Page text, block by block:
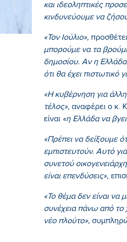
και ιδεοληπτικές
κινδυνεύουμε να
«Τον Ιούλιο», προσθέτει
μπορούμε να τα
δημοσίου. Αν η Ελλάδα
ότι θα έχει
«Η κυβέρνηση για
τέλος», αναφέρει ο κ.
είναι «η Ελλάδα να
«Πρέπει να δείξουμε
εμπιστευτούν. Αυτό
συνετού
είναι επενδύσεις»,
«Το θέμα δεν είναι να
συνέχεια πάνω από το
νέο πλούτο»,